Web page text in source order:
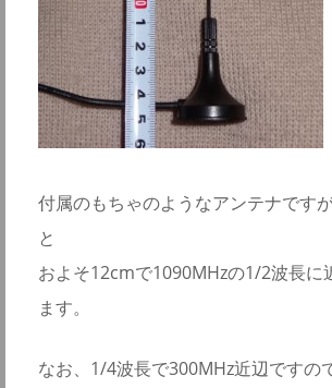
付属のもちゃのようなアンテナです
と
およそ12cmで1090MHzの1/2波長に
ます。
なお、1/4波長で300MHz近辺ですの